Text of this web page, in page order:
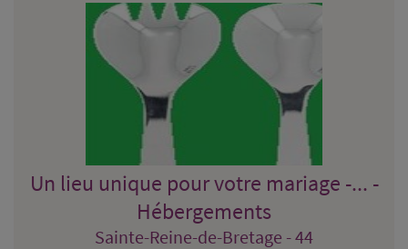
Un lieu unique pour votre mariage -... -
Hébergements
Sainte-Reine-de-Bretage - 44